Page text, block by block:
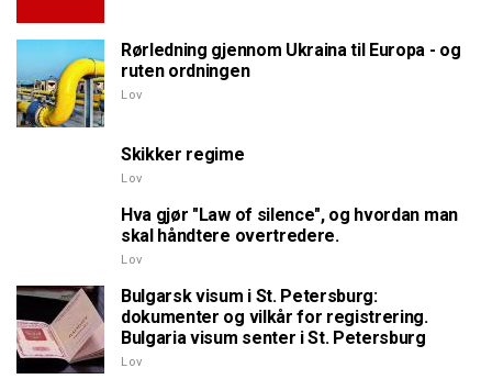
Rørledning gjennom Ukraina til Europa - og
ruten ordningen
Lov
Skikker regime
Lov
Hva gjør "Law of silence", og hvordan man
skal håndtere overtredere.
Lov
Bulgarsk visum i St. Petersburg:
dokumenter og vilkår for registrering.
Bulgaria visum senter i St. Petersburg
Lov